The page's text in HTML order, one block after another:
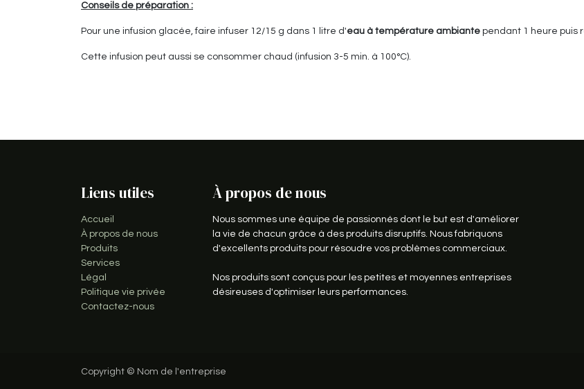
Conseils de préparation :
Pour une infusion glacée, faire infuser 12/15 g dans 1 litre d'eau à température ambiante pendant 1 heure puis
Cette infusion peut aussi se consommer chaud (infusion 3-5 min. à 100°C).
Liens utiles
Accueil
À propos de nous
Produits
Services
Légal
Politique vie privée
Contactez-nous
À propos de nous
Nous sommes une équipe de passionnés dont le but est d'améliorer
la vie de chacun grâce à des produits disruptifs. Nous fabriquons
d'excellents produits pour résoudre vos problèmes commerciaux.
Nos produits sont conçus pour les petites et moyennes entreprises
désireuses d'optimiser leurs performances.
Copyright © Nom de l'entreprise